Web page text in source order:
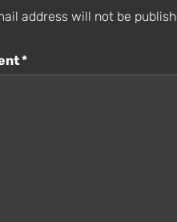
address will not be
*